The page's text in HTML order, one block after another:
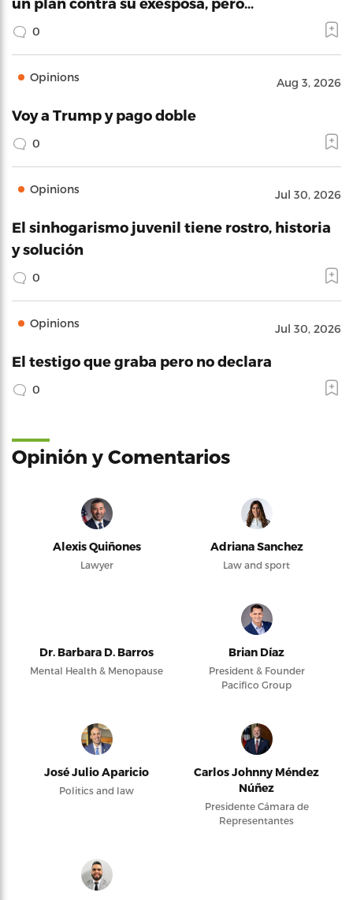
0
Opinions Aug 3, 2026
Voy a Trump y pago doble
0
Opinions Jul 30, 2026
El sinhogarismo juvenil tiene rostro, historia
y solución
0
Opinions Jul 30, 2026
El testigo que graba pero no declara
0
Opinión y Comentarios
Alexis Quiñones
Lawyer
Adriana Sanchez
Law and sport
Dr. Barbara D. Barros
Mental Health & Menopause
Brian Díaz
President & Founder
Pacifico Group
José Julio Aparicio
Politics and law
Carlos Johnny Méndez
Núñez
Presidente Cámara de
Representantes